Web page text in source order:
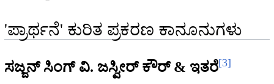
'ಪ್ರಾರ್ಥನೆ' ಕುರಿತ ಪ್ರಕರಣ ಕಾನೂನುಗಳು
ಸಜ್ಜನ್ ಸಿಂಗ್ ವಿ. ಜಸ್ವೀರ್ ಕೌರ್ & ಇತರೆ[3]